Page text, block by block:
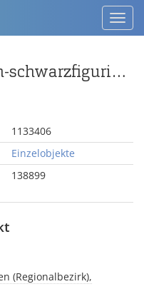
Fragment eines attisch-schwarzfigurigen Tellers
1133406
Einzelobjekte
138899
(Regionalbezirk),